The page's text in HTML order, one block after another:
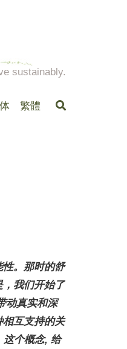
sustainably.
繁體
。那时的舒
我们开始了
动真实和深
互支持的关
个概念, 给